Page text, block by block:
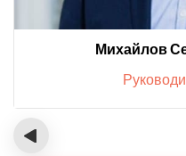
Михайлов
‹